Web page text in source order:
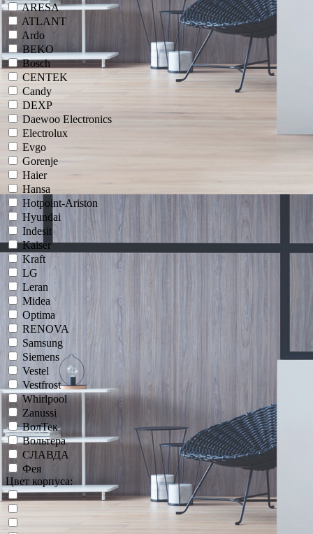
ARESA
ATLANT
Ardo
BEKO
Bosch
CENTEK
Candy
DEXP
Daewoo Electronics
Electrolux
Evgo
Gorenje
Haier
Hansa
Hotpoint-Ariston
Hyundai
Indesit
Kaiser
Kraft
LG
Leran
Midea
Optima
RENOVA
Samsung
Siemens
Vestel
Vestfrost
Whirlpool
Zanussi
ВолТек
Вольтера
СЛАВДА
Фея
Цвет корпуса: